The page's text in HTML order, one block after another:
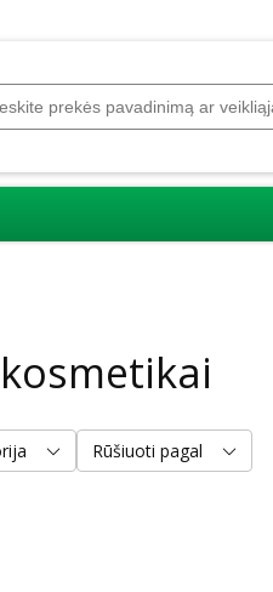
Rūšiuoti pagal